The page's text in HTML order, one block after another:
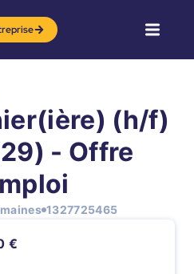
(h/f)
- Offre
1327725465
€